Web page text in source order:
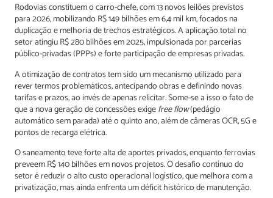
Rodovias constituem o carro-chefe, com 13 novos leilões previstos
para 2026, mobilizando R$ 149 bilhões em 6,4 mil km, focados na
duplicação e melhoria de trechos estratégicos. A aplicação total no
setor atingiu R$ 280 bilhões em 2025, impulsionada por parcerias
público-privadas (PPPs) e forte participação de empresas privadas.
A otimização de contratos tem sido um mecanismo utilizado para
rever termos problemáticos, antecipando obras e definindo novas
tarifas e prazos, ao invés de apenas relicitar. Some-se a isso o fato de
que a nova geração de concessões exigefree flow(pedágio
automático sem parada) até o quinto ano, além de câmeras OCR, 5G e
pontos de recarga elétrica.
O saneamento teve forte alta de aportes privados, enquanto ferrovias
preveem R$ 140 bilhões em novos projetos. O desafio contínuo do
setor é reduzir o alto custo operacional logístico, que melhora com a
privatização, mas ainda enfrenta um déficit histórico de manutenção.